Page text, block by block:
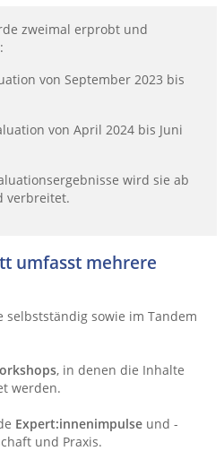
zweimal erprobt und
von September 2023 bis
von April 2024 bis Juni
wird sie ab
verbreitet.
umfasst mehrere
selbstständig sowie im Tandem
, in denen die Inhalte
werden.
Expert:innenimpulse und -
und Praxis.